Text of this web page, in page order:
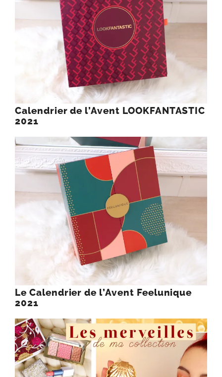
Calendrier de l’Avent LOOKFANTASTIC
2021
Le Calendrier de l’Avent Feelunique
2021